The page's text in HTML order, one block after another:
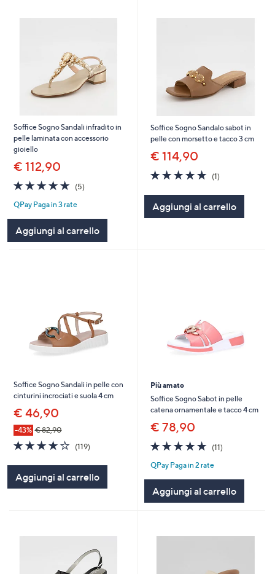
Soffice Sogno Sandali infradito in
pelle laminata con accessorio
gioiello
€ 112,90
5.0
of
5
(5)
QPay Paga in 3 rate
Aggiungi al carrello
Soffice Sogno Sandalo sabot in
pelle con morsetto e tacco 3 cm
€ 114,90
5.0
of
5
Stars
(1)
Aggiungi al carrello
Soffice Sogno Sandali in pelle con
cinturini incrociati e suola 4 cm
€ 46,90
-43% € 82,90
4.1
of
5
Stars
(119)
Aggiungi al carrello
Più amato
Soffice Sogno Sabot in pelle
catena ornamentale e tacco 4 cm
€ 78,90
4.9
of
5
(11)
QPay Paga in 2 rate
Aggiungi al carrello